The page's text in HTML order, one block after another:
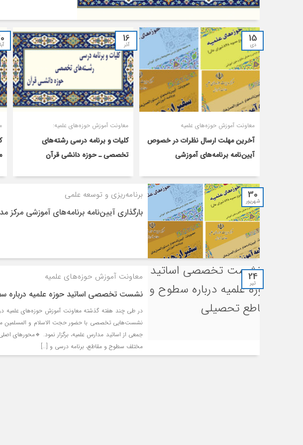
15
دی
معاونت آموزش حوزه‌های علمیه
آخرین مهلت ارسال نظرات در خصوص
آیین‌نامه‌ برنامه‌های آموزشی
16
آذر
معاونت آموزش حوزه‌های علمیه:
کلیات و برنامه درسی رشته‌های
تخصصی ـ حوزه دانشی قرآن
30
شهریور
برنامه‌ریزی و توسعه علمی
بارگذاری آیین‌نامه برنامه‌های آموزشی مرکز
24
تیر
معاونت آموزش حوزه‌های علمیه
نشست تخصصی اساتید حوزه علمیه درباره
در طی چند هفته گذشته معاونت آموزش حوزه‌های علمیه در
نشست‌هایی تخصصی با حضور حجت‌ الاسلام‌ و المسلمین
جمعی از اساتید مدارس علمیه، برگزار نمود. 🔹محورهای
مختلف سطوح و مقاطع، برنامه درسی و […]